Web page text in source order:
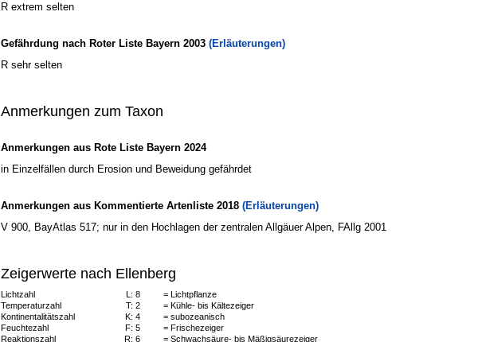
R extrem selten
Gefährdung nach Roter Liste Bayern 2003 (Erläuterungen)
R sehr selten
Anmerkungen zum Taxon
Anmerkungen aus Rote Liste Bayern 2024
in Einzelfällen durch Erosion und Beweidung gefährdet
Anmerkungen aus Kommentierte Artenliste 2018 (Erläuterungen)
V 900, BayAtlas 517; nur in den Hochlagen der zentralen Allgäuer Alpen, FAllg 2001
Zeigerwerte nach Ellenberg
Lichtzahl L: 8
= Lichtpflanze
Temperaturzahl
T: 2
= Kühle- bis Kältezeiger
Kontinentalitätszahl
K: 4
= subozeanisch
Feuchtezahl
F: 5
= Frischezeiger
Reaktionszahl
R: 6 = Schwachsäure- bis Mäßigsäurezeiger